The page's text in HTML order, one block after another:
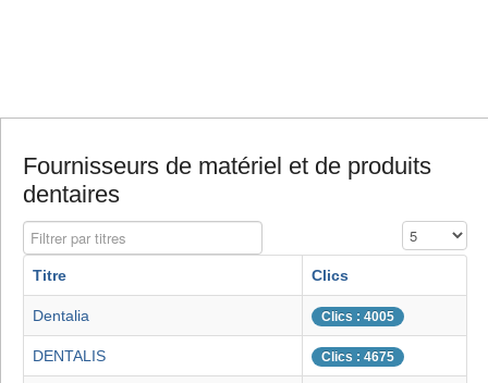
Fournisseurs de matériel et de produits
dentaires
Filtrer par titres Affichage #
Titre Clics
Dentalia Clics : 4005
DENTALIS Clics : 4675